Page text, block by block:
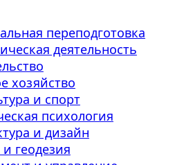
переподготовка
деятельность
хозяйство
и спорт
психология
и дизайн
и геодезия